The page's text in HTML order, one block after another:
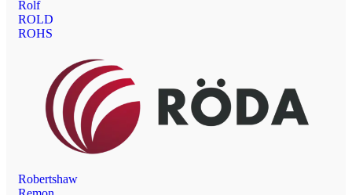
Rolf
ROLD
ROHS
Robertshaw